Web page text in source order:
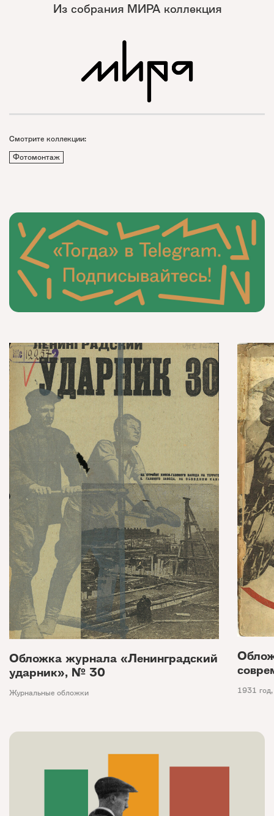
Из собрания МИРА коллекция
Смотрите коллекции:
Фотомонтаж
Обложка журнала «Ленинградский
ударник», № 30
Журнальные обложки 1931 год